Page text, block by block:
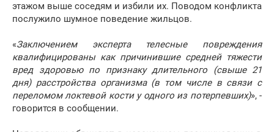
этажом выше соседям и избили их. Поводом конфликта
послужило шумное поведение жильцов.
«Заключением эксперта телесные повреждения
квалифицированы как причинившие средней тяжести
вред здоровью по признаку длительного (свыше 21
дня) расстройства организма (в том числе в связи с
переломом локтевой кости у одного из потерпевших)», -
говорится в сообщении.